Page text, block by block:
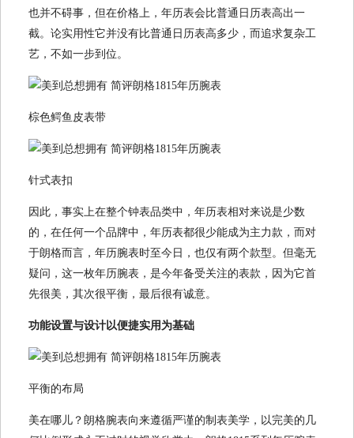
也并不碍事，但在价格上，年历表会比普通日历表高出一
截。论实用性它并没有比普通日历表高多少，而追求复杂工
艺，不如一步到位。
棕色鳄鱼皮表带
针式表扣
因此，事实上在整个钟表品类中，年历表相对来说是少数
的，在任何一个品牌中，年历表都很少能成为主力款，而对
于朗格而言，年历腕表时至今日，也仅有两个款型。但毫无
疑问，这一枚年历腕表，是今年备受关注的表款，因为它首
先很美，其次很平衡，最后很有诚意。
功能设置与设计以便捷实用为基础
平衡的布局
美在哪儿？朗格腕表向来遵循严谨的制表美学，以完美的几